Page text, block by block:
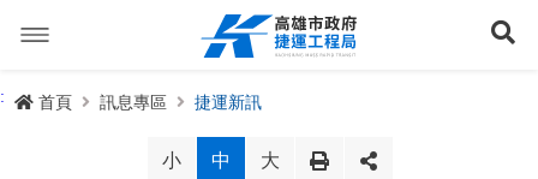
容
首頁 訊息專區 捷運新訊
小 中 大